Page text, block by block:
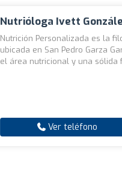
Nutrióloga Ivett
Nutrición Personalizada es la
ubicada en San Pedro Garza
el área nutricional y una sólida
Ver teléfono